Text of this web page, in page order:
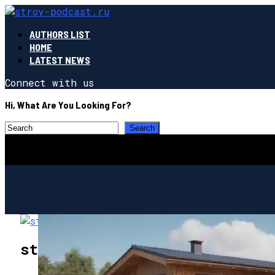
AUTHORS LIST
HOME
LATEST NEWS
Connect with us
Hi, What Are You Looking For?
stroy-podcast.ru